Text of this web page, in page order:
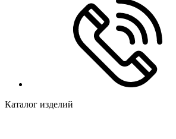
Каталог изделий